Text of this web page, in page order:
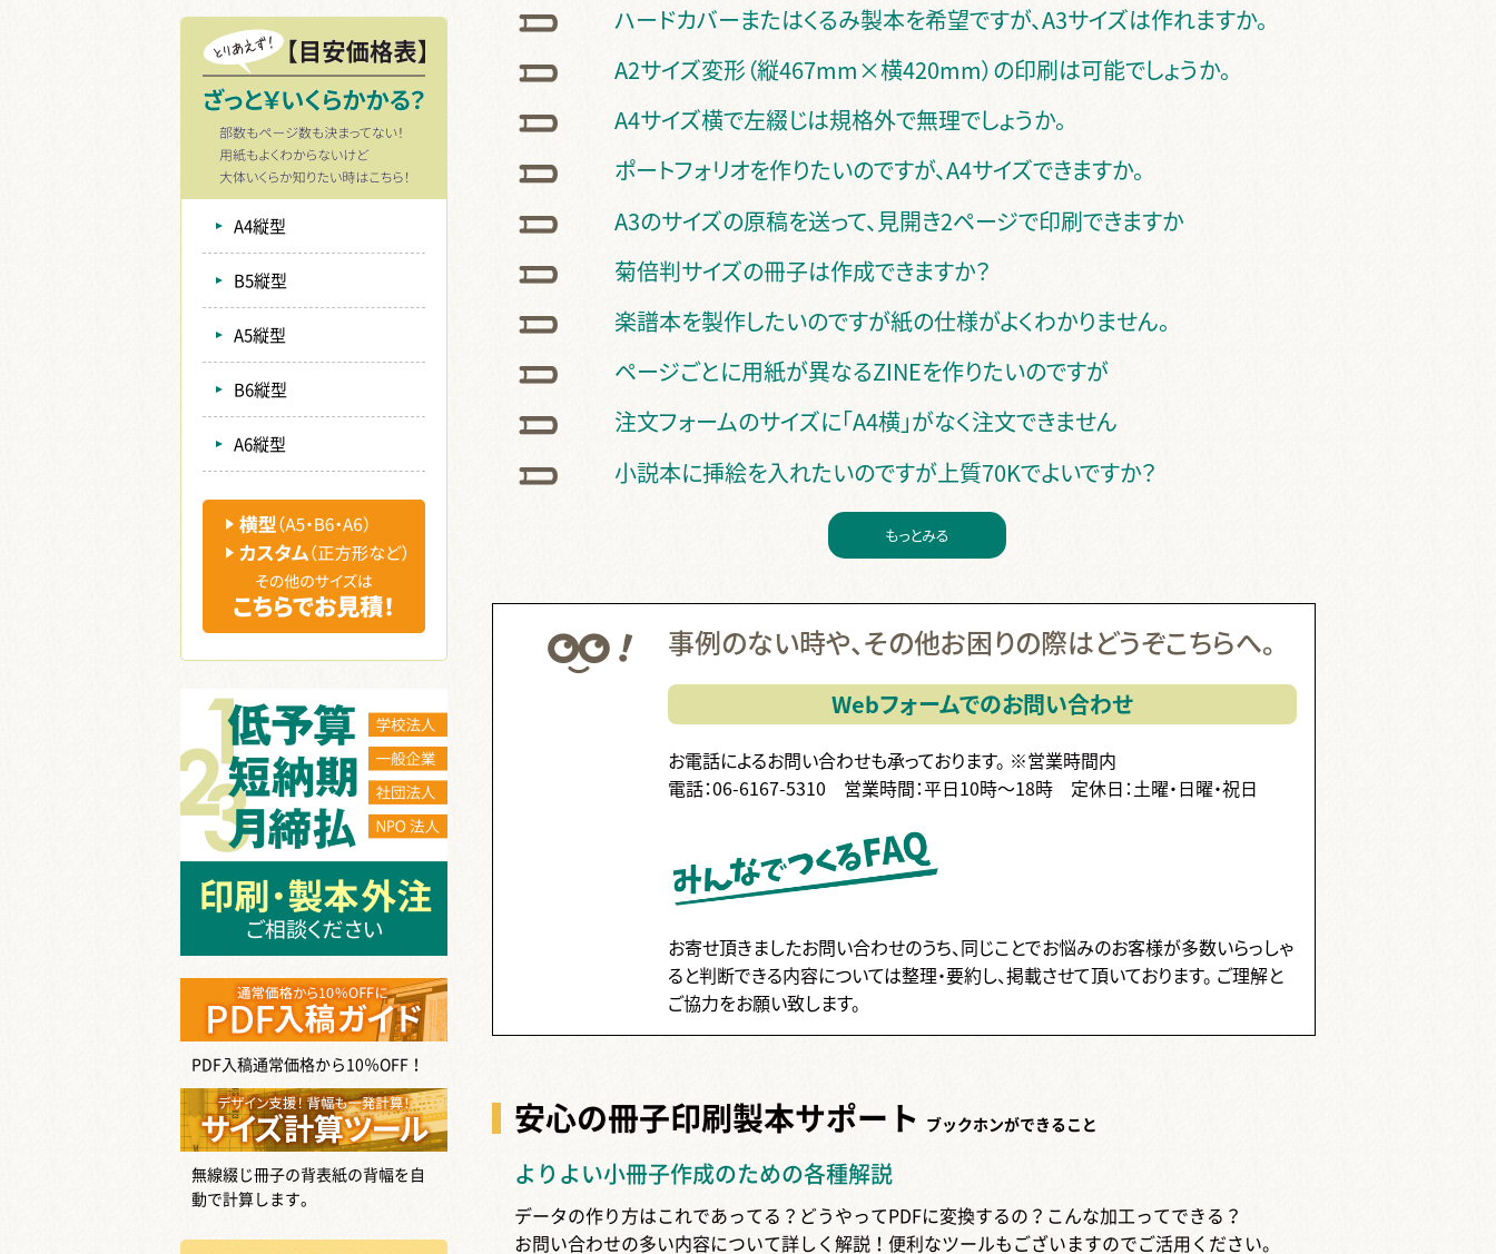
A4縦型
B5縦型
A5縦型
B6縦型
A6縦型
PDF入稿通常価格から10％OFF！
無線綴じ冊子の背表紙の背幅を自
動で計算します。
ハードカバーまたはくるみ製本を希望ですが、A3サイズは作れますか。
A2サイズ変形（縦467mm×横420mm）の印刷は可能でしょうか。
A4サイズ横で左綴じは規格外で無理でしょうか。
ポートフォリオを作りたいのですが、A4サイズできますか。
A3のサイズの原稿を送って、見開き2ページで印刷できますか
菊倍判サイズの冊子は作成できますか？
楽譜本を製作したいのですが紙の仕様がよくわかりません。
ページごとに用紙が異なるZINEを作りたいのですが
注文フォームのサイズに「A4横」がなく注文できません
小説本に挿絵を入れたいのですが上質70Kでよいですか？
もっとみる
事例のない時や、その他お困りの際はどうぞこちらへ。
Webフォームでのお問い合わせ
お電話によるお問い合わせも承っております。 ※営業時間内
電話：06-6167-5310 営業時間：平日10時～18時 定休日：土曜・日曜・祝日
お寄せ頂きましたお問い合わせのうち、同じことでお悩みのお客様が多数いらっしゃ
ると判断できる内容については整理・要約し、掲載させて頂いております。 ご理解と
ご協力をお願い致します。
安心の冊子印刷製本サポート ブックホンができること
よりよい小冊子作成のための各種解説
データの作り方はこれであってる？どうやってPDFに変換するの？こんな加工ってできる？
お問い合わせの多い内容について詳しく解説！便利なツールもございますのでご活用ください。